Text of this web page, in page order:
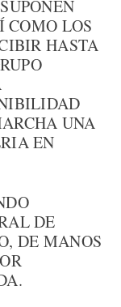
COMO LOS
HASTA
UNA
EN
DE
DE MANOS